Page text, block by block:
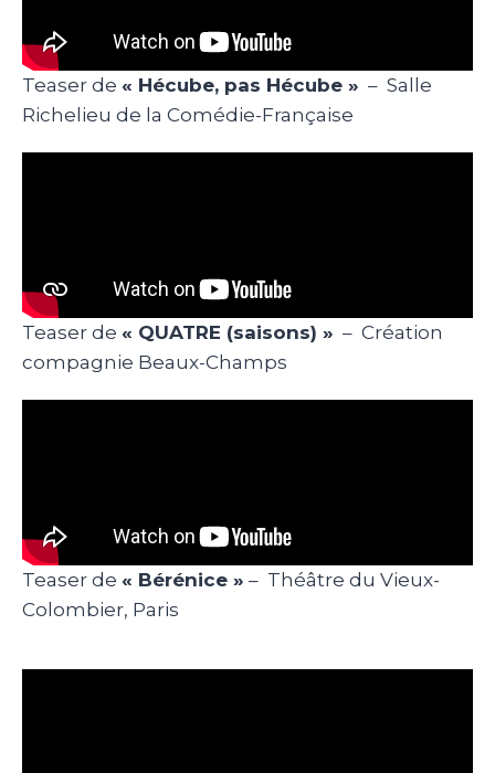
Teaser de « Hécube, pas Hécube » – Salle
Richelieu de la Comédie-Française
Teaser de « QUATRE (saisons) » – Création
compagnie Beaux-Champs
Teaser de « Bérénice » – Théâtre du Vieux-
Colombier, Paris